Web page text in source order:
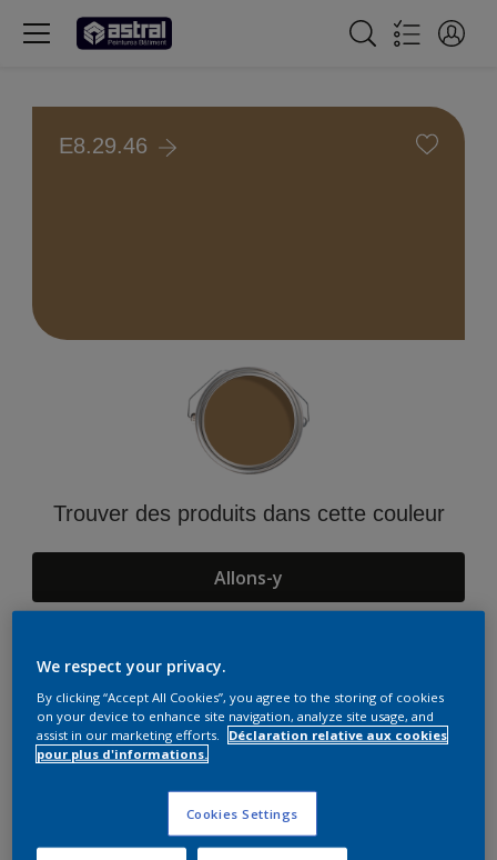
E8.29.46
Trouver des produits dans cette couleur
Allons-y
Suggestions d'Harmonies
We respect your privacy.
By clicking “Accept All Cookies”, you agree to the storing of cookies
on your device to enhance site navigation, analyze site usage, and
assist in our marketing efforts.
Déclaration relative aux cookies
pour plus d'informations.
Cookies Settings